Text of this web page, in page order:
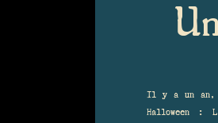
Il y a un an,
Halloween :